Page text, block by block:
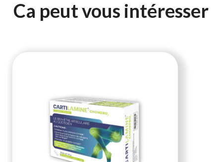
Ca peut vous intéresser